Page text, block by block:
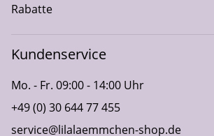
Rabatte
Kundenservice
Mo. - Fr. 09:00 - 14:00 Uhr
+49 (0) 30 644 77 455
service@lilalaemmchen-shop.de